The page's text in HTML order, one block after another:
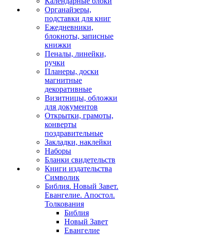
Органайзеры,
подставки для книг
Ежедневники,
блокноты, записные
книжки
Пеналы, линейки,
ручки
Планеры, доски
магнитные
декоративные
Визитницы, обложки
для документов
Открытки, грамоты,
конверты
поздравительные
Закладки, наклейки
Наборы
Бланки свидетельств
Книги издательства
Символик
Библия. Новый Завет.
Евангелие. Апостол.
Толкования
Библия
Новый Завет
Евангелие